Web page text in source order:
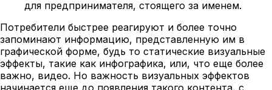
для предпринимателя, стоящего за именем.
Потребители быстрее реагируют и более точно
запоминают информацию, представленную им в
графической форме, будь то статические визуальные
эффекты, такие как инфографика, или, что еще более
важно, видео. Но важность визуальных эффектов
начинается еще до появления такого контента, с